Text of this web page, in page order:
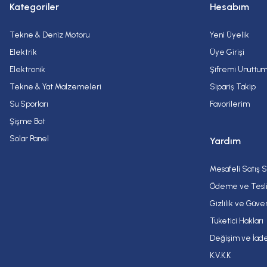
Kategoriler
Tekne & Deniz Motoru
Elektrik
Elektronik
Tekne & Yat Malzemeleri
Su Sporları
Şişme Bot
Solar Panel
Hesabım
Yeni Üyelik
Üye Girişi
Şifremi Unuttum
Sipariş Takip
Favorilerim
Yardım
Mesafeli Satış
Ödeme ve
Gizlilik ve
Tüketici Hakları
Değişim ve
K.V.K.K